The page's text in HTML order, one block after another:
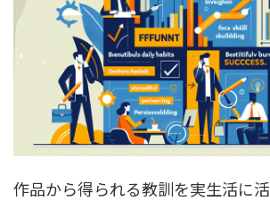
作品から得られる教訓を実生活に活